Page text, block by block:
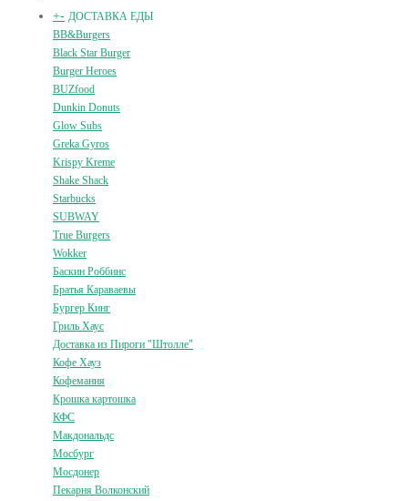
+- ДОСТАВКА ЕДЫ
BB&Burgers
Black Star Burger
Burger Heroes
BUZfood
Dunkin Donuts
Glow Subs
Greka Gyros
Krispy Kreme
Shake Shack
Starbucks
SUBWAY
True Burgers
Wokker
Баскин Роббинс
Братья Караваевы
Бургер Кинг
Гриль Хаус
Доставка из Пироги "Штолле"
Кофе Хауз
Кофемания
Крошка картошка
КФС
Макдональдс
Мосбург
Мосдонер
Пекарня Волконский